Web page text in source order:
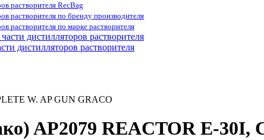
растворителя RecBag
растворителя по бренду производителя
растворителя по марке растворителя
дистилляторов растворителя
W. AP GUN GRACO
AP2079 REACTOR E-